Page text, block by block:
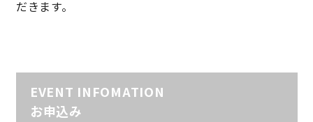
だきます。
EVENT INFOMATION
お申込み